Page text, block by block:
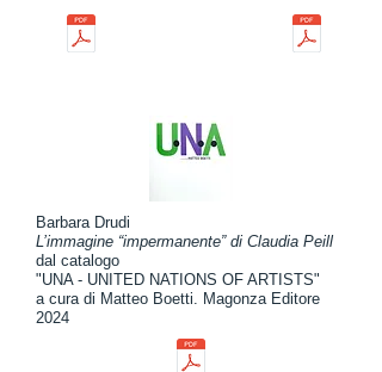
Barbara Drudi
L’immagine “impermanente” di Claudia Peill
dal catalogo
"UNA - UNITED NATIONS OF ARTISTS"
a cura di Matteo Boetti. Magonza Editore
2024